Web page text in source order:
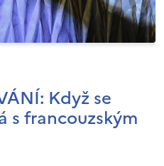
Když se
s francouzským